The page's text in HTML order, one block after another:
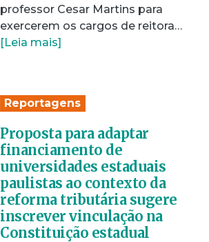
professor Cesar Martins para
exercerem os cargos de reitora…
[Leia mais]
Reportagens
Proposta para adaptar
financiamento de
universidades estaduais
paulistas ao contexto da
reforma tributária sugere
inscrever vinculação na
Constituição estadual